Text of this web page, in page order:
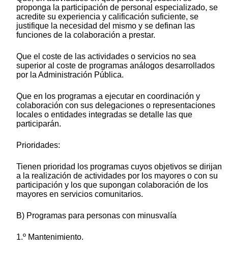
proponga la participación de personal especializado, se
acredite su experiencia y calificación suficiente, se
justifique la necesidad del mismo y se definan las
funciones de la colaboración a prestar.
Que el coste de las actividades o servicios no sea
superior al coste de programas análogos desarrollados
por la Administración Pública.
Que en los programas a ejecutar en coordinación y
colaboración con sus delegaciones o representaciones
locales o entidades integradas se detalle las que
participarán.
Prioridades:
Tienen prioridad los programas cuyos objetivos se dirijan
a la realización de actividades por los mayores o con su
participación y los que supongan colaboración de los
mayores en servicios comunitarios.
B) Programas para personas con minusvalía
1.º Mantenimiento.